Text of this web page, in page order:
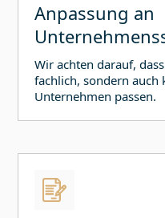
Anpassung an
Wir achten darauf,
fachlich, sondern
Unternehmen passen.